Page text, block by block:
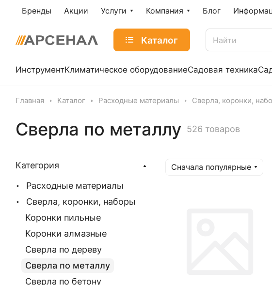
Бренды Акции Услуги Компания Блог
Каталог
ИнструментКлиматическое оборудованиеСадовая техника
Главная Каталог Расходные материалы Сверла, коронки,
Сверла по металлу 526 товаров
Сначала популярные
Категория
Расходные материалы
Сверла, коронки, наборы
Коронки пильные
Коронки алмазные
Сверла по дереву
Сверла по металлу
Сверла по бетону